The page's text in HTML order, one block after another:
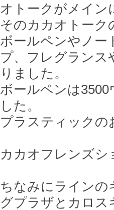
オトークがメイン
そのカカオトーク
ボールペンやノー
プ、フレグランス
りました。
ボールペンは
した。
プラスティックの
カカオフレンズシ
ちなみにラインの
グプラザとカロス